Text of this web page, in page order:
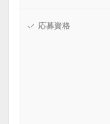
応募資格